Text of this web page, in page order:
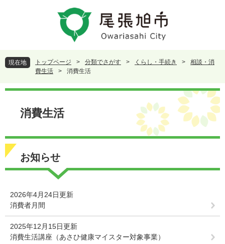
頭
で
。
飛
ば
て
現在地 トップページ > 分類でさがす > くらし・手続き >
相談・消
費生活
> 消費生活
本
消費生活
お知らせ
2026年4月24日更新
消費者月間
2025年12月15日更新
消費生活講座（あさひ健康マイスター対象事業）